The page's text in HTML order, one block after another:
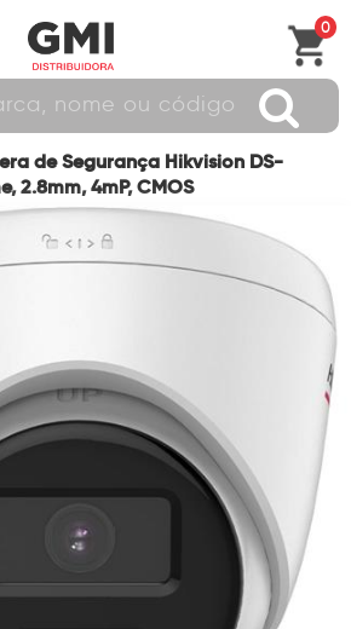
0
de Segurança Hikvision DS-
2.8mm, 4mP, CMOS